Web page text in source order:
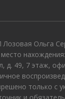
Ольга
д. 49, 7 этаж,
только с
и